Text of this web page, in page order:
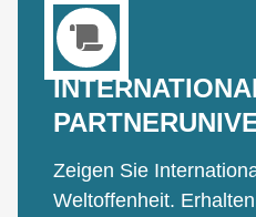
Zeigen Sie
Weltoffenheit.